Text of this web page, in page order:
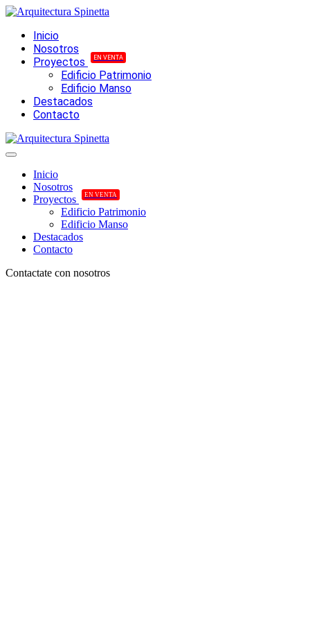
Inicio
Nosotros
Proyectos
EN VENTA
Edificio Patrimonio
Edificio Manso
Destacados
Contacto
Inicio
Nosotros
Proyectos
EN VENTA
Edificio Patrimonio
Edificio Manso
Destacados
Contacto
Contactate con nosotros